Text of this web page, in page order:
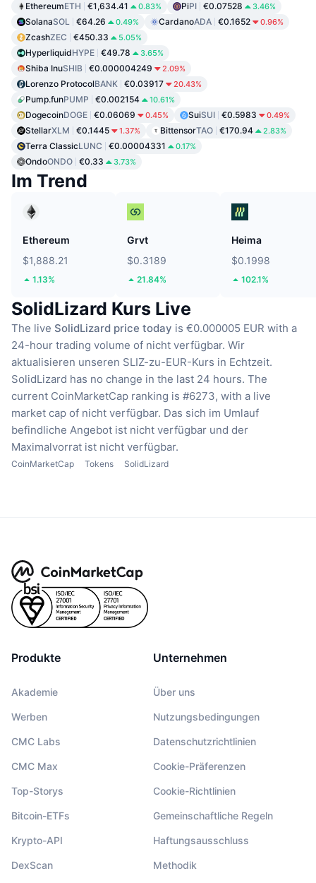
EthereumETH €1,634.41 0.83% PiPI €0.07528 3.46%
SolanaSOL €64.26 0.49% CardanoADA €0.1652 0.96%
ZcashZEC €450.33 5.05%
HyperliquidHYPE €49.78 3.65%
Shiba InuSHIB €0.000004249 2.09%
Lorenzo ProtocolBANK €0.03917 20.43%
Pump.funPUMP €0.002154 10.61%
DogecoinDOGE €0.06069 0.45% SuiSUI €0.5983 0.49%
StellarXLM €0.1445 1.37% BittensorTAO €170.94 2.83%
Terra ClassicLUNC €0.00004331 0.17%
OndoONDO €0.33 3.73%
Im Trend
Ethereum
$1,888.21
1.13%
Grvt
$0.3189
21.84%
Heima
$0.1998
102.1%
SolidLizard Kurs Live
The live SolidLizard price today is €0.000005 EUR with a
24-hour trading volume of nicht verfügbar. Wir
aktualisieren unseren SLIZ-zu-EUR-Kurs in Echtzeit.
SolidLizard has no change in the last 24 hours. The
current CoinMarketCap ranking is #6273, with a live
market cap of nicht verfügbar. Das sich im Umlauf
befindliche Angebot ist nicht verfügbar und der
Maximalvorrat ist nicht verfügbar.
CoinMarketCap Tokens SolidLizard
Produkte
Akademie
Werben
CMC Labs
CMC Max
Top-Storys
Bitcoin-ETFs
Krypto-API
DexScan
Unternehmen
Über uns
Nutzungsbedingungen
Datenschutzrichtlinien
Cookie-Präferenzen
Cookie-Richtlinien
Gemeinschaftliche Regeln
Haftungsausschluss
Methodik